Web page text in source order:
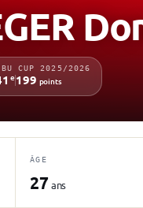
CUP 2025/2026
e199 points
ÂGE
27 ans